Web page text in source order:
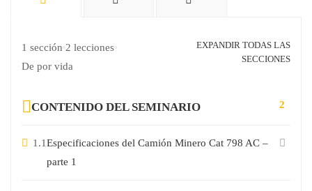
1 sección 2 lecciones
De por vida
EXPANDIR TODAS LAS
SECCIONES
CONTENIDO DEL SEMINARIO 2
1.1Especificaciones del Camión Minero Cat 798 AC –
parte 1